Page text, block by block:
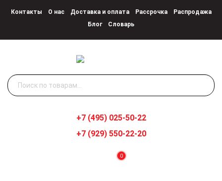
Контакты О нас Доставка и оплата Рассрочка
Распродажа
Блог
Словарь
Искать:
0
+7 (495) 025-50-22
+7 (929) 550-22-20